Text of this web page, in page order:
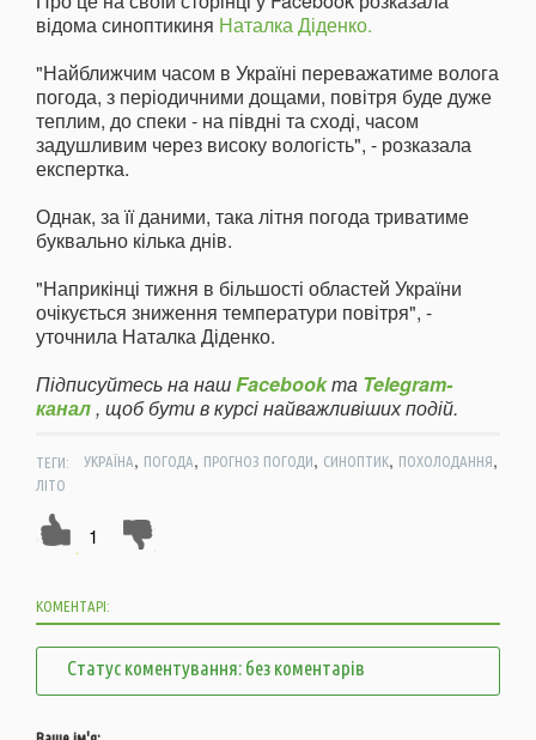
відома синоптикиня Наталка Діденко.
"Найближчим часом в Україні переважатиме волога
погода, з періодичними дощами, повітря буде дуже
теплим, до спеки - на півдні та сході, часом
задушливим через високу вологість", - розказала
експертка.
Однак, за її даними, така літня погода триватиме
буквально кілька днів.
"Наприкінці тижня в більшості областей України
очікується зниження температури повітря", -
уточнила Наталка Діденко.
Підписуйтесь на нашFacebookта Telegram-
канал, щоб бути в курсі найважливіших подій.
ТЕГИ: УКРАЇНА, ПОГОДА, ПРОГНОЗ ПОГОДИ, СИНОПТИК, ПОХОЛОДАННЯ,
ЛІТО
1
КОМЕНТАРІ:
Статус коментування: без коментарів